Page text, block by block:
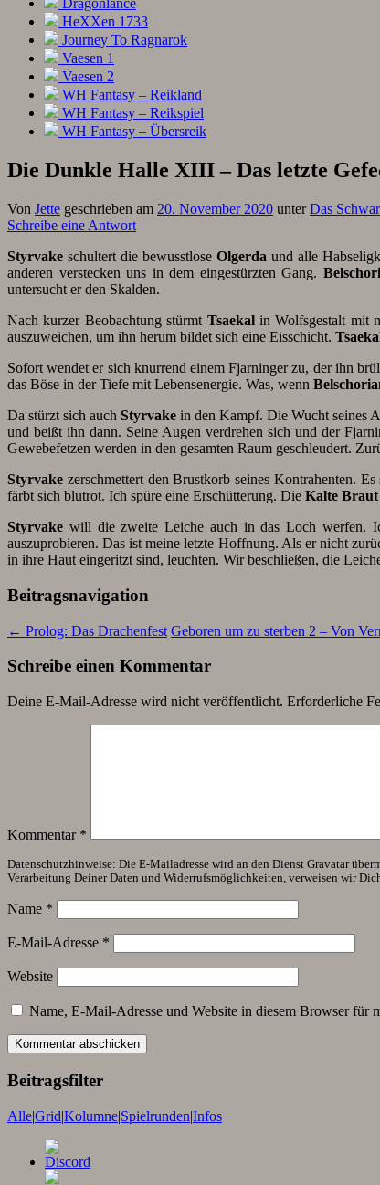
Dragonlance
HeXXen 1733
Journey To Ragnarok
Vaesen 1
Vaesen 2
WH Fantasy – Reikland
WH Fantasy – Reikspiel
WH Fantasy – Übersreik
Die Dunkle Halle XIII – Das letzte
Von Jette geschrieben am 20. November 2020 unterDas
Schreibe eine Antwort
Styrvake schultert die bewusstlose Olgerda und alle
anderen verstecken uns in dem eingestürzten Gang.
untersucht er den Skalden.
Nach kurzer Beobachtung stürmt Tsaekalin Wolfsgestalt mit
auszuweichen, um ihn herum bildet sich eine Eisschicht.
Sofort wendet er sich knurrend einem Fjarninger zu, der ihn
das Böse in der Tiefe mit Lebensenergie. Was, wenn
Da stürzt sich auchStyrvake in den Kampf. Die Wucht seines
und beißt ihn dann. Seine Augen verdrehen sich und der
Gewebefetzen werden in den gesamten Raum geschleudert.
Styrvake zerschmettert den Brustkorb seines Kontrahenten.
färbt sich blutrot. Ich spüre eine Erschütterung. Die Kalte Braut
Styrvake will die zweite Leiche auch in das Loch werfen.
auszuprobieren. Das ist meine letzte Hoffnung. Als er nicht
in ihre Haut eingeritzt sind, leuchten. Wir beschließen, die
Beitragsnavigation
← Prolog: Das Drachenfest Geboren um zu sterben 2 – Von
Schreibe einen Kommentar
Deine E-Mail-Adresse wird nicht veröffentlicht. Erforderliche
Kommentar *
Datenschutzhinweise: Die E-Mailadresse wird an den Dienst Gravatar
Verarbeitung Deiner Daten und Widerrufsmöglichkeiten, verweisen wir
Name *
E-Mail-Adresse *
Website
Name, E-Mail-Adresse und Website in diesem Browser für
Beitragsfilter
Alle|Grid|Kolumne|Spielrunden|Infos